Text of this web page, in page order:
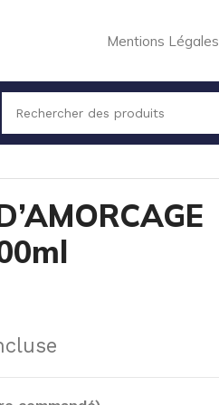
Mentions Légales
FPM 300ml